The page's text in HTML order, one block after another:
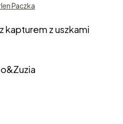
Paczka
kapturem z uszkami